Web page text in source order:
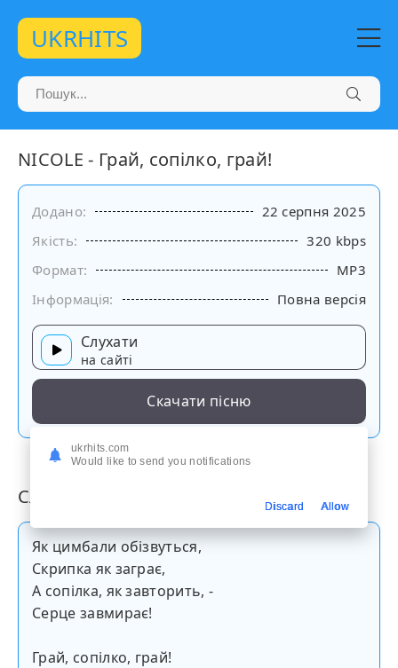
UKRHITS
NICOLE - Грай, сопілко, грай!
Додано:
22 серпня 2025
Якість:
320 kbps
Формат:
MP3
Інформація:
Повна версія
Слухати
на сайті
Скачати пісню
Слова пісні
Як цимбали обізвуться,
Скрипка як заграє,
А сопілка, як завторить, -
Серце завмирає!
Грай, сопілко, грай!
ukrhits.com
Would like to send you notifications
Discard Allow